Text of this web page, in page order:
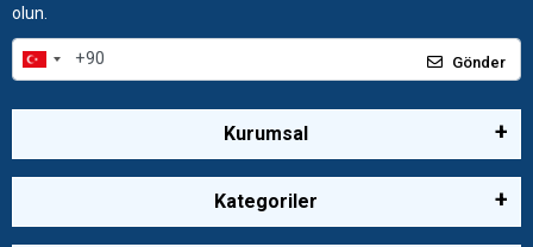
olun.
Gönder
Kurumsal
Kategoriler